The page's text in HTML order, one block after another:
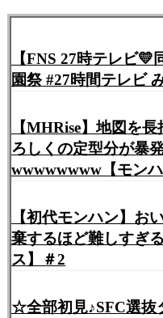
【FNS 27時テレビ
園祭 #27時間テレビ
【MHRise】地図を
ろしくの定型分が暴
wwwwwwww【モンハ
【初代モンハン】お
棄するほど難しすぎ
ス】＃2
☆全部初見♪SFC選抜